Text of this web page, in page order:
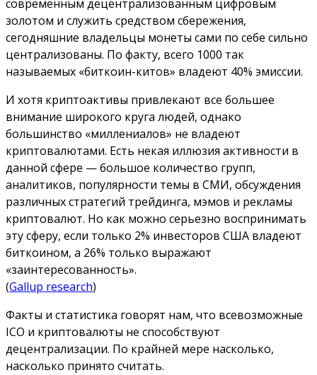
современным децентрализованным цифровым
золотом и служить средством сбережения,
сегодняшние владельцы монеты сами по себе сильно
централизованы. По факту, всего 1000 так
называемых «биткоин-китов» владеют 40% эмиссии.
И хотя криптоактивы привлекают все большее
внимание широкого круга людей, однако
большинство «миллениалов» не владеют
криптовалютами. Есть некая иллюзия активности в
данной сфере — большое количество групп,
аналитиков, популярности темы в СМИ, обсуждения
различных стратегий трейдинга, мэмов и рекламы
криптовалют. Но как можно серьезно воспринимать
эту сферу, если только 2% инвесторов США владеют
биткоином, а 26% только выражают
«заинтересованность».
(Gallup research)
Факты и статистика говорят нам, что всевозможные
ICO и криптовалюты не способствуют
децентрализации. По крайней мере насколько,
насколько принято считать.